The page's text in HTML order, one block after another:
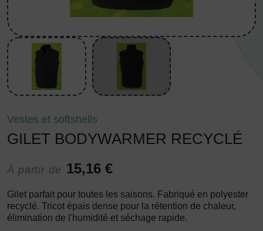
Vestes et softshells
GILET BODYWARMER RECYCLÉ
À partir de 15,16 €
Gilet parfait pour toutes les saisons. Fabriqué en polyester
recyclé. Tricot épais dense pour la rétention de chaleur,
élimination de l'humidité et séchage rapide.